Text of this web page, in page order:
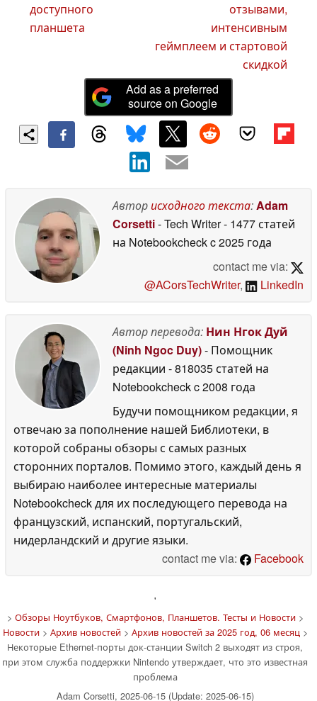
доступного
планшета
отзывами,
интенсивным
геймплеем и стартовой
скидкой
Add as a preferred
source on Google
Авторисходного текста:Adam
Corsetti- Tech Writer- 1477 статей
на Notebookcheckc 2025 года
contact me via:
@ACorsTechWriter, LinkedIn
Автор перевода: Нин Нгок Дуй
(Ninh Ngoc Duy)- Помощник
редакции - 818035 статей на
Notebookcheckc 2008 года
Будучи помощником редакции, я
отвечаю за пополнение нашей Библиотеки, в
которой собраны обзоры с самых разных
сторонних порталов. Помимо этого, каждый день я
выбираю наиболее интересные материалы
Notebookcheck для их последующего перевода на
французский, испанский, португальский,
нидерландский и другие языки.
contact me via:
Facebook
'
> Обзоры Ноутбуков, Смартфонов, Планшетов. Тесты и Новости>
Новости> Архив новостей> Архив новостей за 2025 год, 06 месяц>
Некоторые Ethernet-порты док-станции Switch 2 выходят из строя,
при этом служба поддержки Nintendo утверждает, что это известная
проблема
Adam Corsetti, 2025-06-15 (Update: 2025-06-15)